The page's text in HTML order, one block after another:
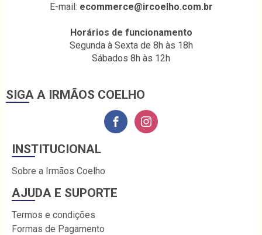
E-mail: ecommerce@ircoelho.com.br
Horários de funcionamento
Segunda à Sexta de 8h às 18h
Sábados 8h às 12h
SIGA A IRMÃOS COELHO
INSTITUCIONAL
Sobre a Irmãos Coelho
AJUDA E SUPORTE
Termos e condições
Formas de Pagamento